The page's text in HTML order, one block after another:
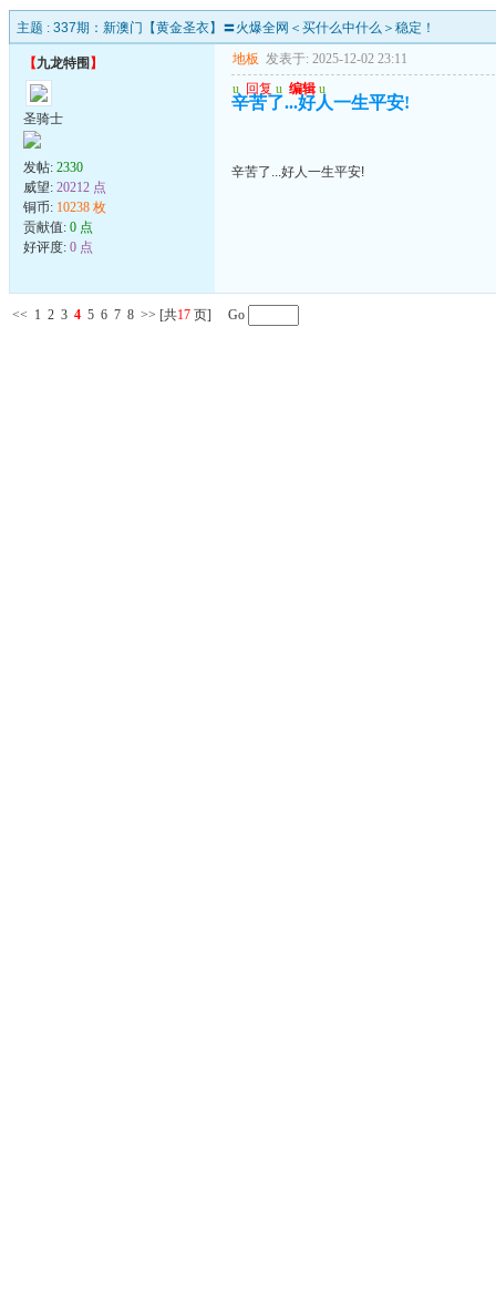
主题 : 337期：新澳门【黄金圣衣】〓火爆全网＜买什么中什么＞稳定！
【九龙特围 】
圣骑士
发帖: 2330
威望: 20212 点
铜币: 10238 枚
贡献值: 0 点
好评度: 0 点
地板 发表于: 2025-12-02 23:11
u 回复 u 编辑 u
辛苦了...好人一生平安!
辛苦了...好人一生平安!
<< 1 2 3 4 5 6 7 8 >> [共17 页] Go